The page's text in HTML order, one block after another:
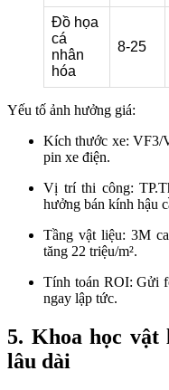
Đồ họa
cá
nhân
hóa
8-25
Yếu tố ảnh hưởng giá:
Kích thước xe: VF3/
pin xe điện.​
Vị trí thi công:
hưởng bán kính hậu
Tầng vật liệu: 3M
tăng 22 triệu/m².​
Tính toán ROI: Gửi
ngay lập tức.​
5. Khoa học vật
lâu dài